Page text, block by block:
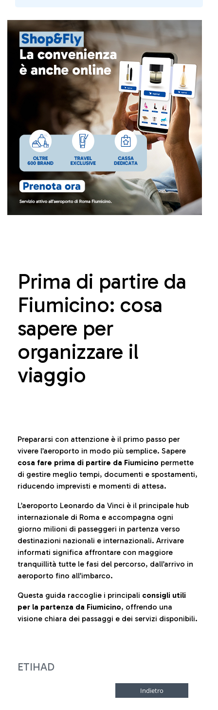
Prima di partire da
Fiumicino: cosa
sapere per
organizzare il
viaggio
Prepararsi con attenzione è il primo passo per
vivere l’aeroporto in modo più semplice. Sapere
cosa fare prima di partire da Fiumicino permette
di gestire meglio tempi, documenti e spostamenti,
riducendo imprevisti e momenti di attesa.
L’aeroporto Leonardo da Vinci è il principale hub
internazionale di Roma e accompagna ogni
giorno milioni di passeggeri in partenza verso
destinazioni nazionali e internazionali. Arrivare
informati significa affrontare con maggiore
tranquillità tutte le fasi del percorso, dall’arrivo in
aeroporto fino all’imbarco.
Questa guida raccoglie i principali consigli utili
per la partenza da Fiumicino, offrendo una
visione chiara dei passaggi e dei servizi disponibili.
ETIHAD